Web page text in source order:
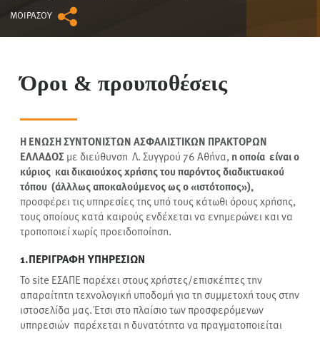
ΜΟΙΡΑΣΟΥ
Όροι & προυποθέσεις
H ΕΝΩΣΗ ΣΥΝΤΟΝΙΣΤΩΝ ΑΣΦΑΛΙΣΤΙΚΩΝ ΠΡΑΚΤΟΡΩΝ
ΕΛΛΑΔΟΣμε διεύθυνση Λ. Συγγρού 76 Αθήνα,η οποία είναι ο
κύριος και δικαιούχος χρήσης του παρόντος διαδικτυακού
τόπου (άλλλως αποκαλούμενος ως ο «ιστότοπος»),
προσφέρει τις υπηρεσίες της υπό τους κάτωθι όρους χρήσης,
τους οποίους κατά καιρούς ενδέχεται να ενημερώνει και να
τροποποιεί χωρίς προειδοποίηση.
1.ΠΕΡΙΓΡΑΦΗ ΥΠΗΡΕΣΙΩΝ
Το site ΕΣΑΠΕ παρέχει στους χρήστες/επισκέπτες την
απαραίτητη τεχνολογική υποδομή για τη συμμετοχή τους στην
ιστοσελίδα μας. Έτσι στο πλαίσιο των προσφερόμενων
υπηρεσιών παρέχεται η δυνατότητα να πραγματοποιείται